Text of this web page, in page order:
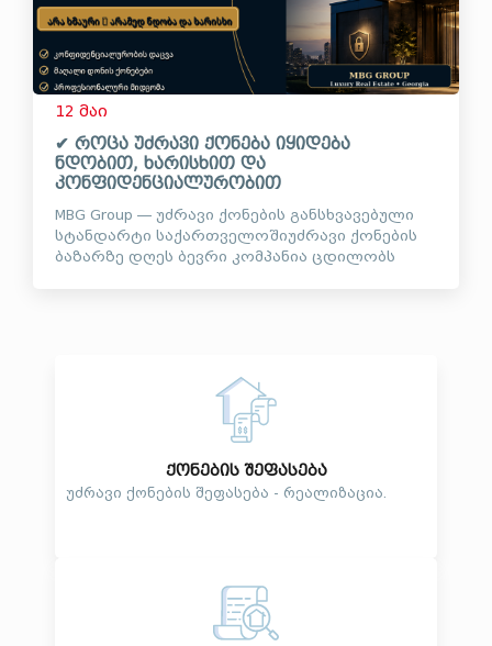
12 მაი
✔ როცა უძრავი ქონება იყიდება
ნდობით, ხარისხით და
კონფიდენციალურობით
MBG Group — უძრავი ქონების განსხვავებული
სტანდარტი საქართველოშიუძრავი ქონების
ბაზარზე დღეს ბევრი კომპანია ცდილობს
ქონების შეფასება
უძრავი ქონების შეფასება - რეალიზაცია.